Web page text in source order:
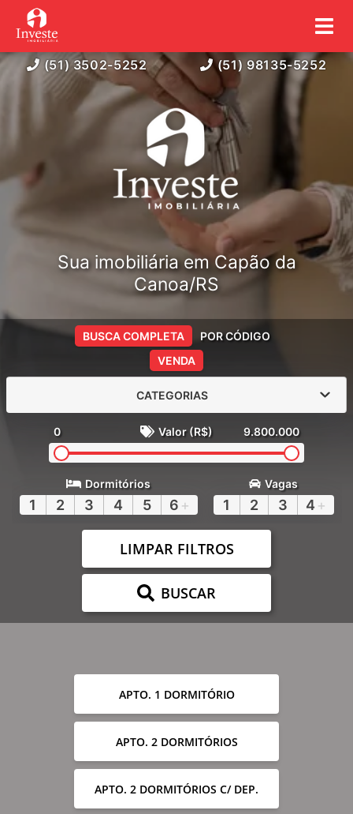
(51) 3502-5252 (51) 98135-5252
Sua imobiliária em Capão da
Canoa/RS
VENDA
BUSCA COMPLETA POR CÓDIGO
CATEGORIAS
0 Valor (R$) 9.800.000
Dormitórios
1 2 3 4 5 6 +
Vagas
1 2 3 4 +
LIMPAR FILTROS
BUSCAR
APTO. 1 DORMITÓRIO
APTO. 2 DORMITÓRIOS
APTO. 2 DORMITÓRIOS C/ DEP.